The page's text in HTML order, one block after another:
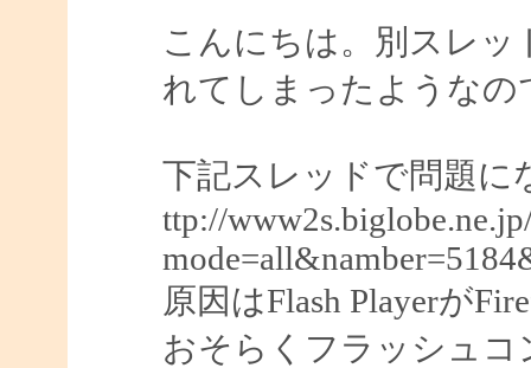
こんにちは。別スレ
れてしまったようなの
下記スレッドで問題に
ttp://
原因はFlash Playerが
おそらくフラッシュ